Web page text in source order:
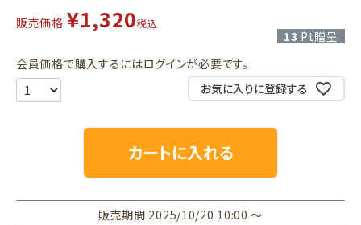
販売価格 ¥1,320税込
13 Pt贈呈
会員価格で購入するにはログインが必要です。
お気に入りに登録する
カートに入れる
販売期間 2025/10/20 10:00〜